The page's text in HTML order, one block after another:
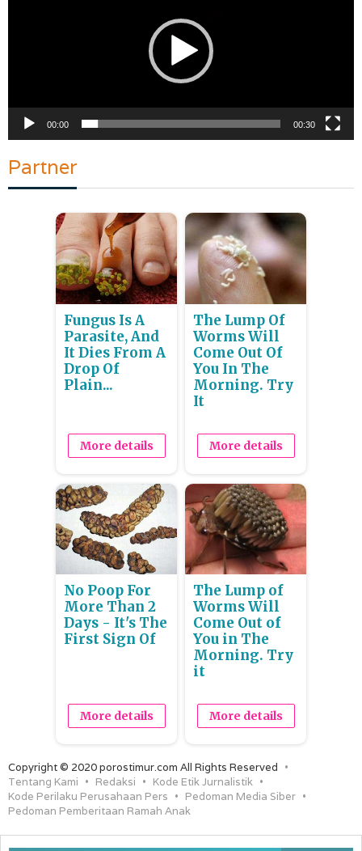
00:00 00:30
Partner
Fungus Is A
Parasite, And
It Dies From A
Drop Of
Plain...
More details
The Lump Of
Worms Will
Come Out Of
You In The
Morning. Try
It
More details
No Poop For
More Than 2
Days - It's The
First Sign Of
More details
The Lump of
Worms Will
Come Out of
You in The
Morning. Try
it
More details
Copyright © 2020 porostimur.com All Rights Reserved
Tentang Kami
Redaksi
Kode Etik Jurnalistik
Kode Perilaku Perusahaan Pers
Pedoman Media Siber
Pedoman Pemberitaan Ramah Anak